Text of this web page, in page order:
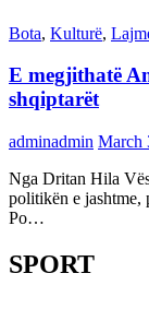
Bota, Kulturë,
E megjithatë
shqiptarët
adminadmin March
Nga Dritan Hila
politikën e jashtme,
Po…
SPORT